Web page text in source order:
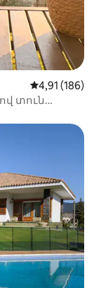
Միջին
4,91 (186)
տուն